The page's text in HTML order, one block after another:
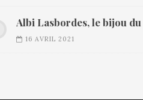
Albi Lasbordes, le bijou
16 AVRIL 2021